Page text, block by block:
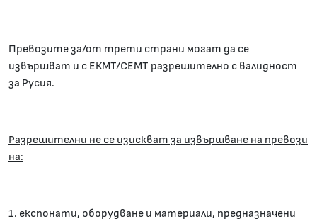
Превозите за/от трети страни могат да се
извършват и с ЕКМТ/СЕМТ разрешително с валидност
за Русия.
Разрешителни не се изискват за извършване на превози
на:
1. експонати, оборудване и материали, предназначени